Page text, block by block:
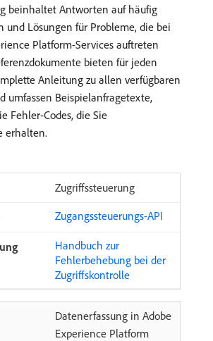
beinhaltet Antworten auf häufig
und Lösungen für Probleme, die bei
Platform-Services auftreten
bieten für jeden
Anleitung zu allen verfügbaren
umfassen Beispielanfragetexte,
Fehler-Codes, die Sie
erhalten.
Zugriffssteuerung
Zugangssteuerungs-API
Handbuch zur
Fehlerbehebung bei der
Zugriffskontrolle
Datenerfassung in Adobe
Experience Platform